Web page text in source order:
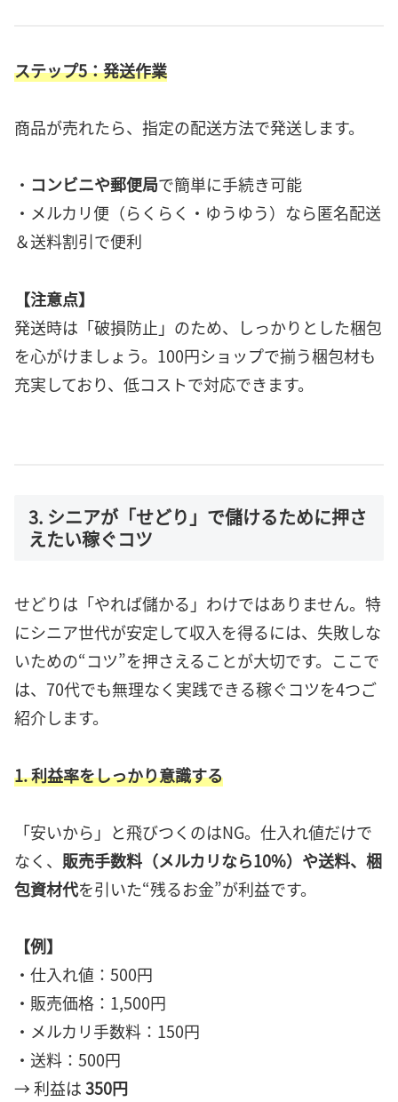
ステップ5：発送作業
商品が売れたら、指定の配送方法で発送します。
・ コンビニや郵便局で簡単に手続き可能
・メルカリ便（らくらく・ゆうゆう）なら匿名配送
＆送料割引で便利
【注意点】
発送時は「破損防止」のため、しっかりとした梱包
を心がけましょう。100円ショップで揃う梱包材も
充実しており、低コストで対応できます。
3. シニアが「せどり」で儲けるために押さ
えたい稼ぐコツ
せどりは「やれば儲かる」わけではありません。特
にシニア世代が安定して収入を得るには、失敗しな
いための“コツ”を押さえることが大切です。ここで
は、70代でも無理なく実践できる稼ぐコツを4つご
紹介します。
1. 利益率をしっかり意識する
「安いから」と飛びつくのはNG。仕入れ値だけで
なく、 販売手数料（メルカリなら10%）や送料、梱
包資材代を引いた“残るお金”が利益です。
【例】
・仕入れ値：500円
・販売価格：1,500円
・メルカリ手数料：150円
・送料：500円
→ 利益は350円